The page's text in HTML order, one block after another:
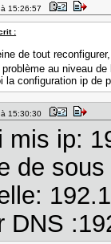
15:26:57
:
de tout
problème au niveau
la configuration ip de
15:30:30
mis ip:
de
DNS